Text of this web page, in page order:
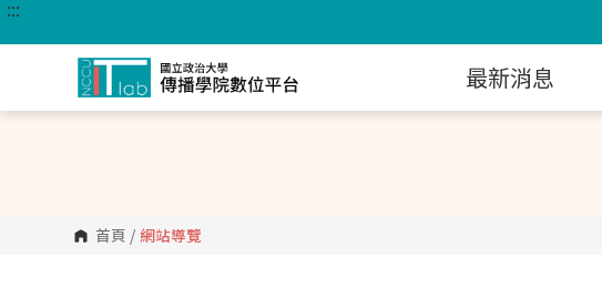
跳
主
區
:::
最新消息
首頁 / 網站導覽